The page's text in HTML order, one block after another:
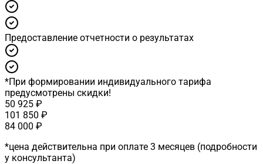
Предоставление отчетности о результатах
*При формировании индивидуального тарифа
предусмотрены скидки!
50 925 ₽
101 850 ₽
84 000 ₽
*цена действительна при оплате 3 месяцев (подробности
у консультанта)